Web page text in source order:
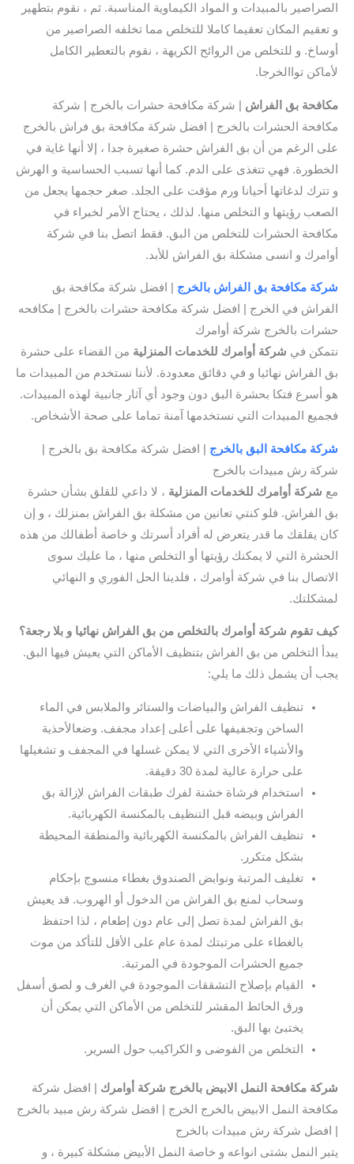
الصراصير بالمبيدات و المواد الكيماوية المناسبة. ثم ، نقوم بتطهير
و تعقيم المكان تعقيما كاملا للتخلص مما تخلفه الصراصير من
أوساخ. و للتخلص من الروائح الكريهة ، نقوم بالتعطير الكامل
لأماكن تواالخرجا.
مكافحة بق الفراش
| شركة مكافحة حشرات بالخرج | شركة
مكافحة الحشرات بالخرج | افضل شركة مكافحة بق فراش بالخرج
على الرغم من أن بق الفراش حشرة صغيرة جدا ، إلا أنها غاية في
الخطورة. فهي تتغذى على الدم. كما أنها تسبب الحساسية و الهرش
و تترك لدغاتها أحيانا ورم مؤقت على الجلد. صغر حجمها يجعل من
الصعب رؤيتها و التخلص منها. لذلك ، يحتاج الأمر لخبراء في
مكافحة الحشرات للتخلص من البق. فقط اتصل بنا في شركة
أوامرك و انسى مشكلة بق الفراش للأبد.
شركة مكافحة بق الفراش بالخرج | افضل شركة مكافحة بق
الفراش في الخرج | افضل شركة مكافحة حشرات بالخرج | مكافحه
حشرات بالخرج شركة أوامرك
نتمكن في شركة أوامرك للخدمات المنزلية من القضاء على حشرة
بق الفراش نهائيا و في دقائق معدودة. لأننا نستخدم من المبيدات ما
هو أسرع فتكا بحشرة البق دون وجود أي آثار جانبية لهذه المبيدات.
فجميع المبيدات التي نستخدمها آمنة تماما على صحة الأشخاص.
شركة مكافحة البق بالخرج | افضل شركة مكافحة بق بالخرج |
شركة رش مبيدات بالخرج
مع شركة أوامرك للخدمات المنزلية ، لا داعي للقلق بشأن حشرة
بق الفراش. فلو كنتي تعانين من مشكلة بق الفراش بمنزلك ، و إن
كان يقلقك ما قدر يتعرض له أفراد أسرتك و خاصة أطفالك من هذه
الحشرة التي لا يمكنك رؤيتها أو التخلص منها ، ما عليك سوى
الاتصال بنا في شركة أوامرك ، فلدينا الحل الفوري و النهائي
لمشكلتك.
كيف تقوم شركة أوامرك بالتخلص من بق الفراش نهائيا و بلا رجعة؟
يبدأ التخلص من بق الفراش بتنظيف الأماكن التي يعيش فيها البق.
يجب أن يشمل ذلك ما يلي:
تنظيف الفراش والبياضات والستائر والملابس في الماء
الساخن وتجفيفها على أعلى إعداد مجفف. وضعالأحذية
والأشياء الأخرى التي لا يمكن غسلها في المجفف و تشغيلها
على حرارة عالية لمدة 30 دقيقة.
استخدام فرشاة خشنة لفرك طبقات الفراش لإزالة بق
الفراش وبيضه قبل التنظيف بالمكنسة الكهربائية.
تنظيف الفراش بالمكنسة الكهربائية والمنطقة المحيطة
بشكل متكرر.
تغليف المرتبة ونوابض الصندوق بغطاء منسوج بإحكام
وسحاب لمنع بق الفراش من الدخول أو الهروب. قد يعيش
بق الفراش لمدة تصل إلى عام دون إطعام ، لذا احتفظ
بالغطاء على مرتبتك لمدة عام على الأقل للتأكد من موت
جميع الحشرات الموجودة في المرتبة.
القيام بإصلاح التشققات الموجودة في الغرف و لصق أسفل
ورق الحائط المقشر للتخلص من الأماكن التي يمكن أن
يختبئ بها البق.
التخلص من الفوضى و الكراكيب حول السرير.
شركة مكافحة النمل الابيض بالخرج شركة أوامرك | افضل شركة
مكافحة النمل الابيض بالخرج الخرج | افضل شركة رش مبيد بالخرج
| افضل شركة رش مبيدات بالخرج
يتبر النمل بشتى انواعه و خاصة النمل الأبيض مشكلة كبيرة ، و